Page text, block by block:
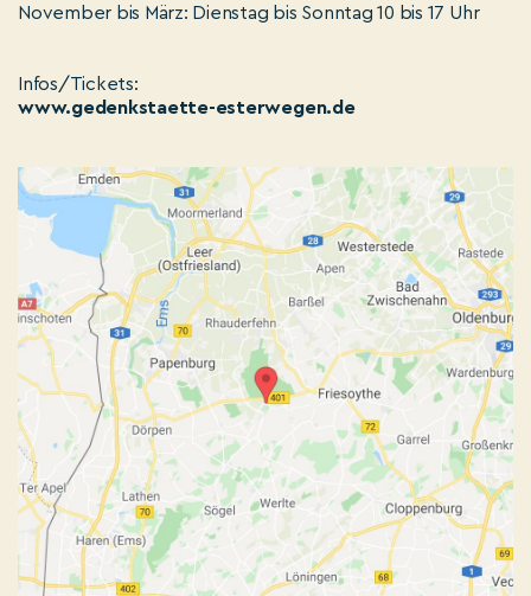
November bis März: Dienstag bis Sonntag 10 bis 17 Uhr
Infos/Tickets:
www.gedenkstaette-esterwegen.de